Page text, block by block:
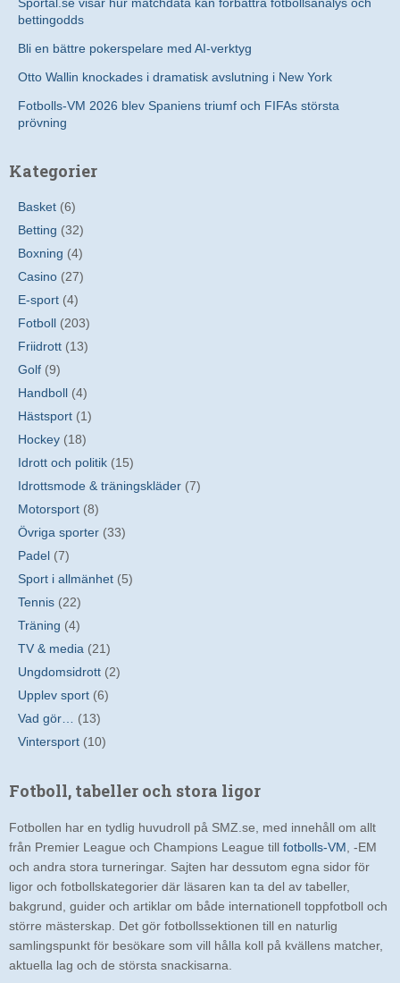
bettingodds
Bli en bättre pokerspelare med AI-verktyg
Otto Wallin knockades i dramatisk avslutning i New York
Fotbolls-VM 2026 blev Spaniens triumf och FIFAs största
prövning
Kategorier
Basket (6)
Betting (32)
Boxning (4)
Casino (27)
E-sport (4)
Fotboll (203)
Friidrott (13)
Golf (9)
Handboll (4)
Hästsport (1)
Hockey (18)
Idrott och politik (15)
Idrottsmode & träningskläder (7)
Motorsport (8)
Övriga sporter (33)
Padel (7)
Sport i allmänhet (5)
Tennis (22)
Träning (4)
TV & media (21)
Ungdomsidrott (2)
Upplev sport (6)
Vad gör…
(13)
Vintersport (10)
Fotboll, tabeller och stora ligor
Fotbollen har en tydlig huvudroll på SMZ.se, med innehåll om allt
från Premier League och Champions League till fotbolls-VM , -EM
och andra stora turneringar. Sajten har dessutom egna sidor för
ligor och fotbollskategorier där läsaren kan ta del av tabeller,
bakgrund, guider och artiklar om både internationell toppfotboll och
större mästerskap. Det gör fotbollssektionen till en naturlig
samlingspunkt för besökare som vill hålla koll på kvällens matcher,
aktuella lag och de största snackisarna.